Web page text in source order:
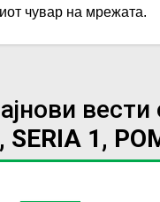
чувар на мрежата.
вести
SERIA 1,